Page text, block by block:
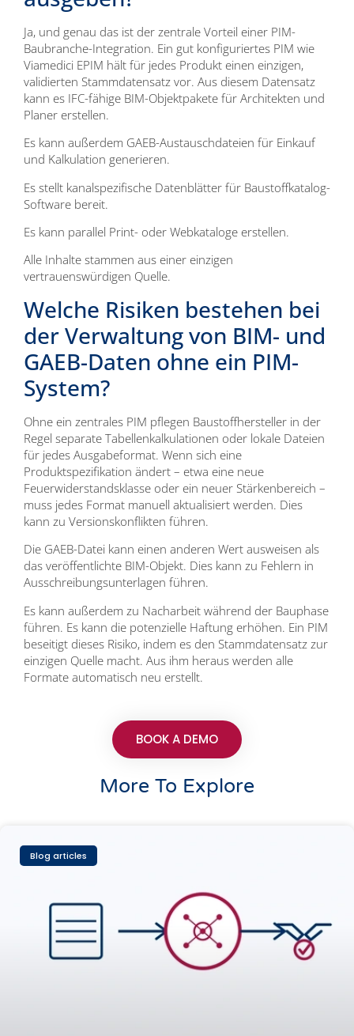
Ja, und genau das ist der zentrale Vorteil einer PIM-
Baubranche-Integration. Ein gut konfiguriertes PIM wie
Viamedici EPIM hält für jedes Produkt einen einzigen,
validierten Stammdatensatz vor. Aus diesem Datensatz
kann es IFC-fähige BIM-Objektpakete für Architekten und
Planer erstellen.
Es kann außerdem GAEB-Austauschdateien für Einkauf
und Kalkulation generieren.
Es stellt kanalspezifische Datenblätter für Baustoffkatalog-
Software bereit.
Es kann parallel Print- oder Webkataloge erstellen.
Alle Inhalte stammen aus einer einzigen
vertrauenswürdigen Quelle.
Welche Risiken bestehen bei
der Verwaltung von BIM- und
GAEB-Daten ohne ein PIM-
System?
Ohne ein zentrales PIM pflegen Baustoffhersteller in der
Regel separate Tabellenkalkulationen oder lokale Dateien
für jedes Ausgabeformat. Wenn sich eine
Produktspezifikation ändert – etwa eine neue
Feuerwiderstandsklasse oder ein neuer Stärkenbereich –
muss jedes Format manuell aktualisiert werden. Dies
kann zu Versionskonflikten führen.
Die GAEB-Datei kann einen anderen Wert ausweisen als
das veröffentlichte BIM-Objekt. Dies kann zu Fehlern in
Ausschreibungsunterlagen führen.
Es kann außerdem zu Nacharbeit während der Bauphase
führen. Es kann die potenzielle Haftung erhöhen. Ein PIM
beseitigt dieses Risiko, indem es den Stammdatensatz zur
einzigen Quelle macht. Aus ihm heraus werden alle
Formate automatisch neu erstellt.
BOOK A DEMO
More To Explore
Blog articles